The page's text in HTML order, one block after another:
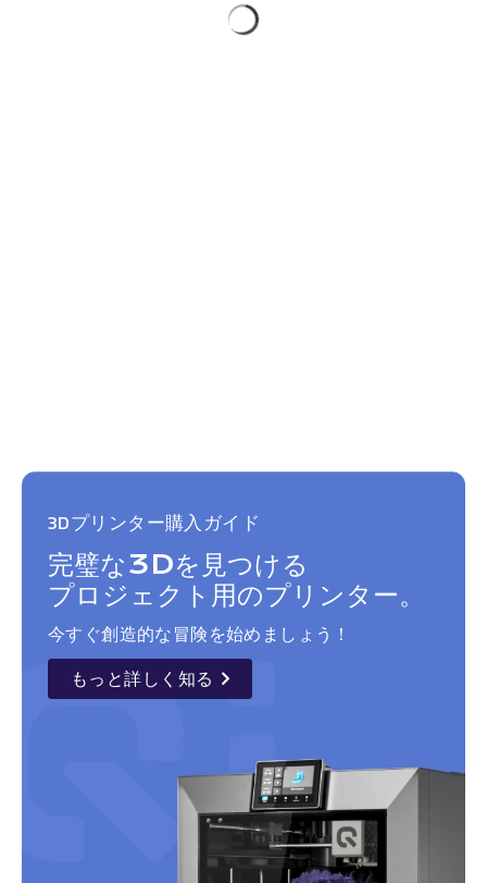
3Dプリンター購入ガイド
完璧な3Dを見つける
プロジェクト用のプリンター。
今すぐ創造的な冒険を始めましょう！
details
もっと詳しく知る